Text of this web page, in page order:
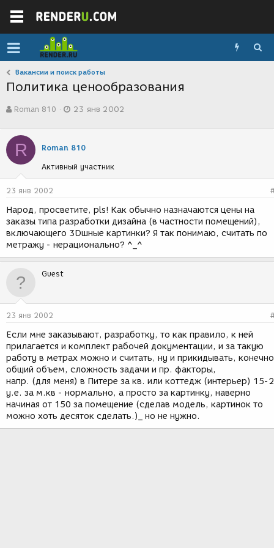
Вакансии и поиск работы
Политика ценообразования
в
о
р
т
е
м
ы
Roman 810
а
с
з
д
и
я
23 янв 2002
R Roman 810
Активный участник
23 янв 2002
Народ, просветите, pls! Как обычно назначаются цены на
заказы типа разработки дизайна (в частности помещений),
включающего 3Dшные картинки? Я так понимаю, считать по
метражу - нерационально? ^_^
Guest
23 янв 2002
Если мне заказывают, разработку, то как правило, к ней
прилагается и комплект рабочей документации, и за такую
работу в метрах можно и считать, ну и прикидывать, конечно
общий объем, сложность задачи и пр. факторы,
напр. (для меня) в Питере за кв. или коттедж (интерьер) 15-
у.е. за м.кв - нормально, а просто за картинку, наверно
начиная от 150 за помещение (сделав модель, картинок то
можно хоть десяток сделать.)_ но не нужно.